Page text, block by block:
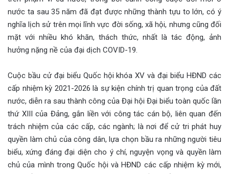
nước ta sau 35 năm đã đạt được những thành tựu to lớn, có ý
nghĩa lịch sử trên mọi lĩnh vực đời sống, xã hội, nhưng cũng đối
mặt với nhiều khó khăn, thách thức, nhất là tác động, ảnh
hưởng nặng nề của đại dịch COVID-19.
Cuộc bầu cử đại biểu Quốc hội khóa XV và đại biểu HĐND các
cấp nhiệm kỳ 2021-2026 là sự kiện chính trị quan trọng của đất
nước, diễn ra sau thành công của Đại hội Đại biểu toàn quốc lần
thứ XIII của Đảng, gắn liền với công tác cán bộ, liên quan đến
trách nhiệm của các cấp, các ngành; là nơi để cử tri phát huy
quyền làm chủ của công dân, lựa chọn bầu ra những người tiêu
biểu, xứng đáng đại diện cho ý chí, nguyện vọng và quyền làm
chủ của mình trong Quốc hội và HĐND các cấp nhiệm kỳ mới,